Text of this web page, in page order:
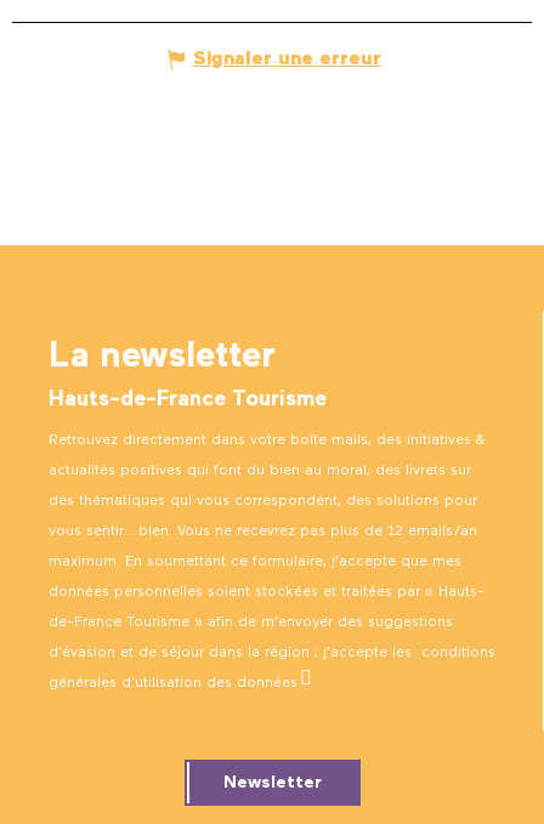
Signaler une erreur
La newsletter
Hauts-de-France Tourisme
Retrouvez directement dans votre boîte mails, des initiatives &
actualités positives qui font du bien au moral, des livrets sur
des thématiques qui vous correspondent, des solutions pour
vous sentir… bien. Vous ne recevrez pas plus de 12 emails/an
maximum. En soumettant ce formulaire, j’accepte que mes
données personnelles soient stockées et traitées par « Hauts-
de-France Tourisme » afin de m’envoyer des suggestions
d’évasion et de séjour dans la région ; j’accepte les conditions
générales d’utilisation des données .
Newsletter